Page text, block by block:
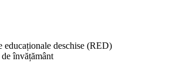
educaționale deschise (RED)
învățământ